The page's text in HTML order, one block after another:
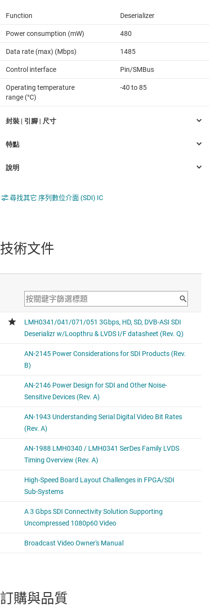
Function Deserializer
Power consumption (mW) 480
Data rate (max) (Mbps) 1485
Control interface Pin/SMBus
Operating temperature
range (°C)
-40 to 85
尋找其它 序列數位介面 (SDI) IC
技術文件
訂購與品質